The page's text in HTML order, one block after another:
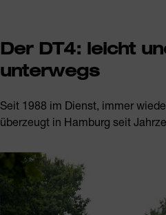
Der DT4: leicht
unterwegs
Seit 1988 im Dienst, immer
überzeugt in Hamburg seit